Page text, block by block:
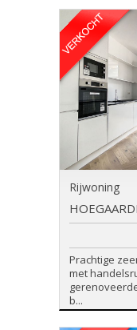
Rijwoning
Prachtige
met
b...